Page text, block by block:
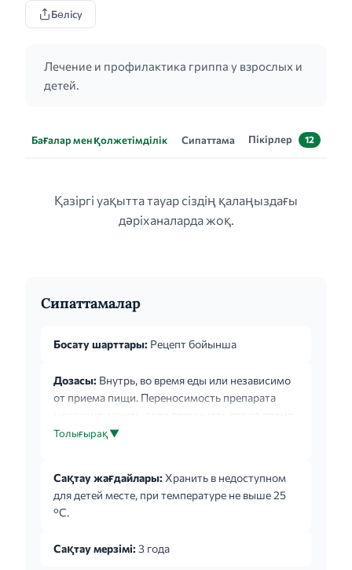
Бөлісу
Лечение и профилактика гриппа у взрослых и
детей.
Бағалар мен қолжетімділік Сипаттама Пікірлер 12
Қазіргі уақытта тауар сіздің қалаңыздағы
дәріханаларда жоқ.
Сипаттамалар
Босату шарттары: Рецепт бойынша
Дозасы: Внутрь, во время еды или независимо
от приема пищи. Переносимость препарата
еды. Взрослые, подростки или дети, которые не
лекарственной форме «порошок для
приготовления суспензии для приема внутрь».
В случаях, когда осельтамивир в лекарственной
для приема внутрь» отсутствует, необходимо
Толығырақ ▼
Сақтау жағдайлары: Хранить в недоступном
для детей месте, при температуре не выше 25
°С.
Сақтау мерзімі: 3 года